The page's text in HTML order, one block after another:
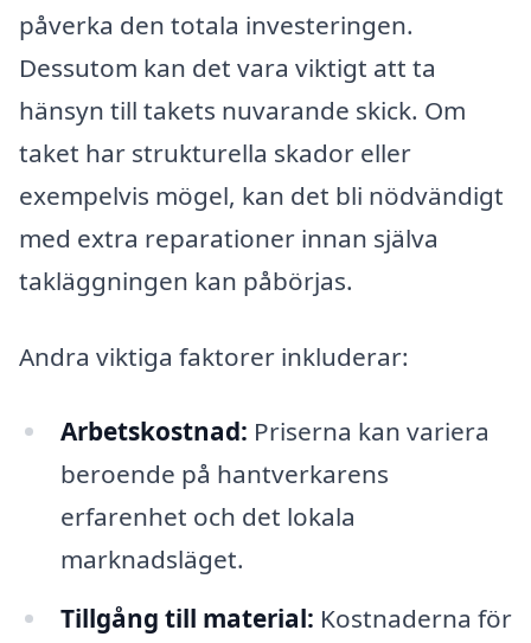
påverka den totala investeringen.
Dessutom kan det vara viktigt att ta
hänsyn till takets nuvarande skick. Om
taket har strukturella skador eller
exempelvis mögel, kan det bli nödvändigt
med extra reparationer innan själva
takläggningen kan påbörjas.
Andra viktiga faktorer inkluderar:
Arbetskostnad: Priserna kan variera
beroende på hantverkarens
erfarenhet och det lokala
marknadsläget.
Tillgång till material: Kostnaderna för